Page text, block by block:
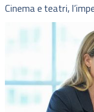
Cinema e teatri,